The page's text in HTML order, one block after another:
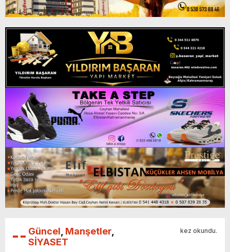
Güncel Manşetler
SİYASET
kez okundu.